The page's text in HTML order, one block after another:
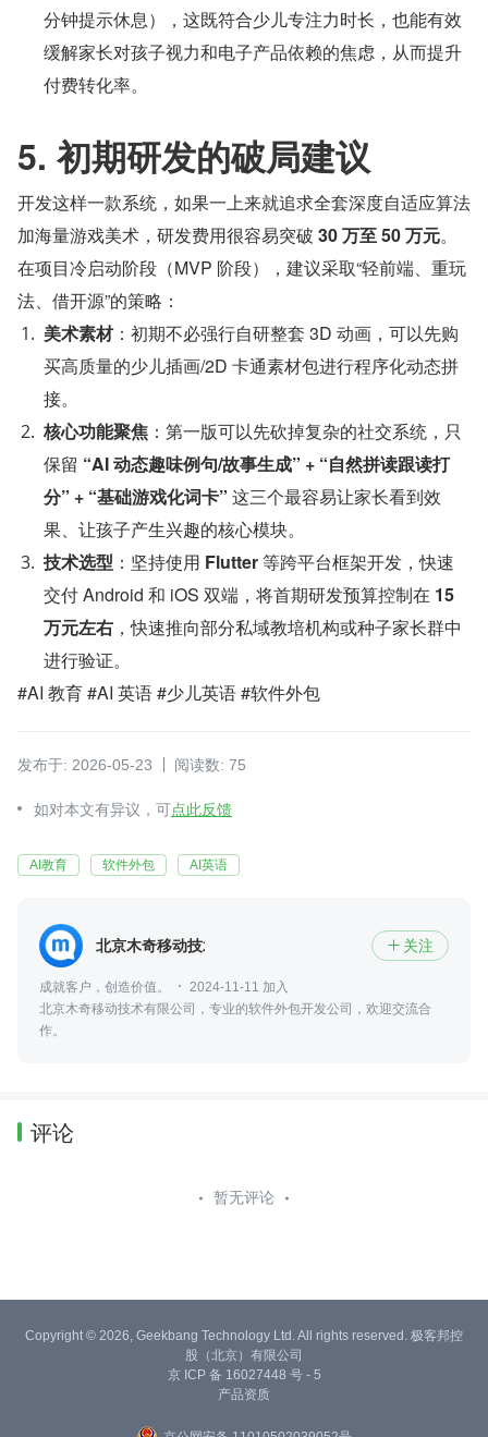
分钟提示休息），这既符合少儿专注力时长，也能有效
缓解家长对孩子视力和电子产品依赖的焦虑，从而提升
付费转化率。
5. 初期研发的破局建议
开发这样一款系统，如果一上来就追求全套深度自适应算法
加海量游戏美术，研发费用很容易突破 30 万至 50 万元。
在项目冷启动阶段（MVP 阶段），建议采取“轻前端、重玩
法、借开源”的策略：
美术素材：初期不必强行自研整套 3D 动画，可以先购
买高质量的少儿插画/2D 卡通素材包进行程序化动态拼
接。
核心功能聚焦 ：第一版可以先砍掉复杂的社交系统，只
保留 “AI 动态趣味例句/故事生成” + “自然拼读跟读打
分” + “基础游戏化词卡” 这三个最容易让家长看到效
果、让孩子产生兴趣的核心模块。
技术选型 ：坚持使用 Flutter 等跨平台框架开发，快速
交付 Android 和 iOS 双端，将首期研发预算控制在 15
万元左右 ，快速推向部分私域教培机构或种子家长群中
进行验证。
#AI 教育 #AI 英语 #少儿英语 #软件外包
发布于: 2026-05-23 阅读数: 75
如对本文有异议，可点此反馈
AI教育 软件外包 AI英语
北京木奇移动技术有限公司  关注
成就客户，创造价值。
2024-11-11 加入
北京木奇移动技术有限公司，专业的软件外包开发公司，欢迎交流合
作。
评论
暂无评论
Copyright © 2026, Geekbang Technology Ltd. All rights reserved. 极客邦控
股（北京）有限公司
京 ICP 备 16027448 号 - 5
产品资质